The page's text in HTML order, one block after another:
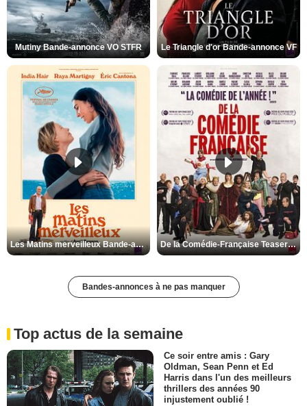
Mutiny Bande-annonce VO STFR Le Triangle d'or Bande-annonce VF
Les Matins merveilleux Bande-annonce VF De la Comédie-Française Teaser VF
Bandes-annonces à ne pas manquer
Top actus de la semaine
Ce soir entre amis : Gary
Oldman, Sean Penn et Ed
Harris dans l'un des meilleurs
thrillers des années 90
injustement oublié !